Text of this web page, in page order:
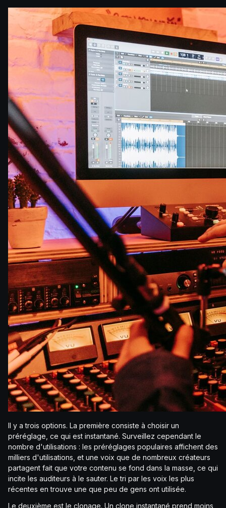
Il y a trois options. La première consiste à choisir un
préréglage, ce qui est instantané. Surveillez cependant le
nombre d'utilisations : les préréglages populaires affichent des
milliers d'utilisations, et une voix que de nombreux créateurs
partagent fait que votre contenu se fond dans la masse, ce qui
incite les auditeurs à le sauter. Le tri par les voix les plus
récentes en trouve une que peu de gens ont utilisée.
Le deuxième est le clonage. Un clone instantané prend moins